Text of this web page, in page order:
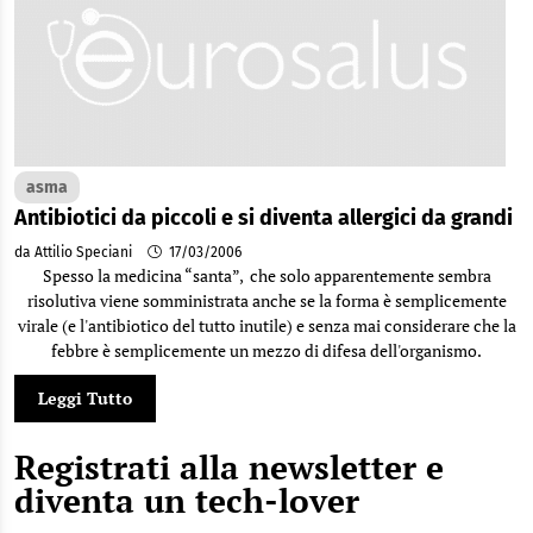
asma
Antibiotici da piccoli e si diventa allergici da grandi
da Attilio Speciani 17/03/2006
Spesso la medicina “santa”, che solo apparentemente sembra
risolutiva viene somministrata anche se la forma è semplicemente
virale (e l'antibiotico del tutto inutile) e senza mai considerare che la
febbre è semplicemente un mezzo di difesa dell'organismo.
Leggi Tutto
Registrati alla newsletter e
diventa un tech-lover